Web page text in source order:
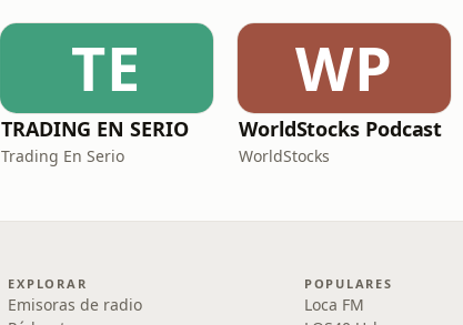
TE
TRADING EN SERIO
Trading En Serio
WP
WorldStocks Podcast
WorldStocks
EXPLORAR
Emisoras de radio
POPULARES
Loca FM